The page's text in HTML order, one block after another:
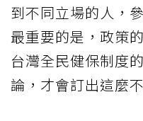
到不同立場的人，
最重要的是，政策
台灣全民健保制度
論，才會訂出這麼